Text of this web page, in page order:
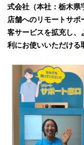
式会社（本社：栃木県
店舗へのリモートサ
客サービスを拡充し、
利にお使いいただける